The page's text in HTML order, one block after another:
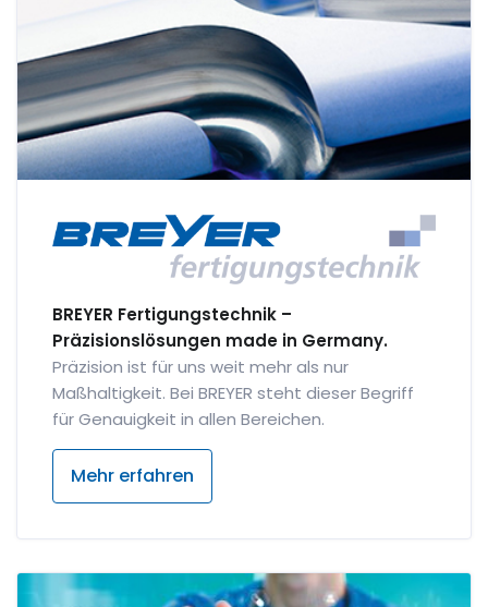
BREYER Fertigungstechnik –
Präzisionslösungen made in Germany.
Präzision ist für uns weit mehr als nur
Maßhaltigkeit. Bei BREYER steht dieser Begriff
für Genauigkeit in allen Bereichen.
Mehr erfahren